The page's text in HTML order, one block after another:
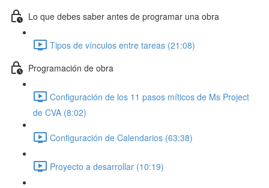
Lo que debes saber antes de programar una obra
Tipos de vínculos entre tareas (21:08)
Programación de obra
Configuración de los 11 pasos míticos de Ms Project
de CVA (8:02)
Configuración de Calendarios (63:38)
Proyecto a desarrollar (10:19)